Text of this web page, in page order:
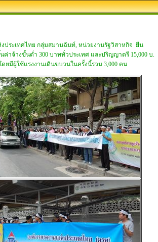
ประเทศไทย กลุ่มสมานฉันท์, หน่วยงานรัฐวิสาหกิจ ยื่น
จ้างขั้นต่ำ 300 บาททั่วประเทศ และปริญญาตรี 15,000 บ.
มีผู้ใช้แรงงานเดินขบวนในครั้งนี้รวม 3,000 คน